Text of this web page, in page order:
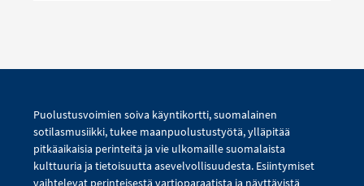
Puolustusvoimien soiva käyntikortti, suomalainen
sotilasmusiikki, tukee maanpuolustustyötä, ylläpitää
pitkäaikaisia perinteitä ja vie ulkomaille suomalaista
kulttuuria ja tietoisuutta asevelvollisuudesta. Esiintymiset
vaihtelevat perinteisestä vartioparaatista ja näyttävistä